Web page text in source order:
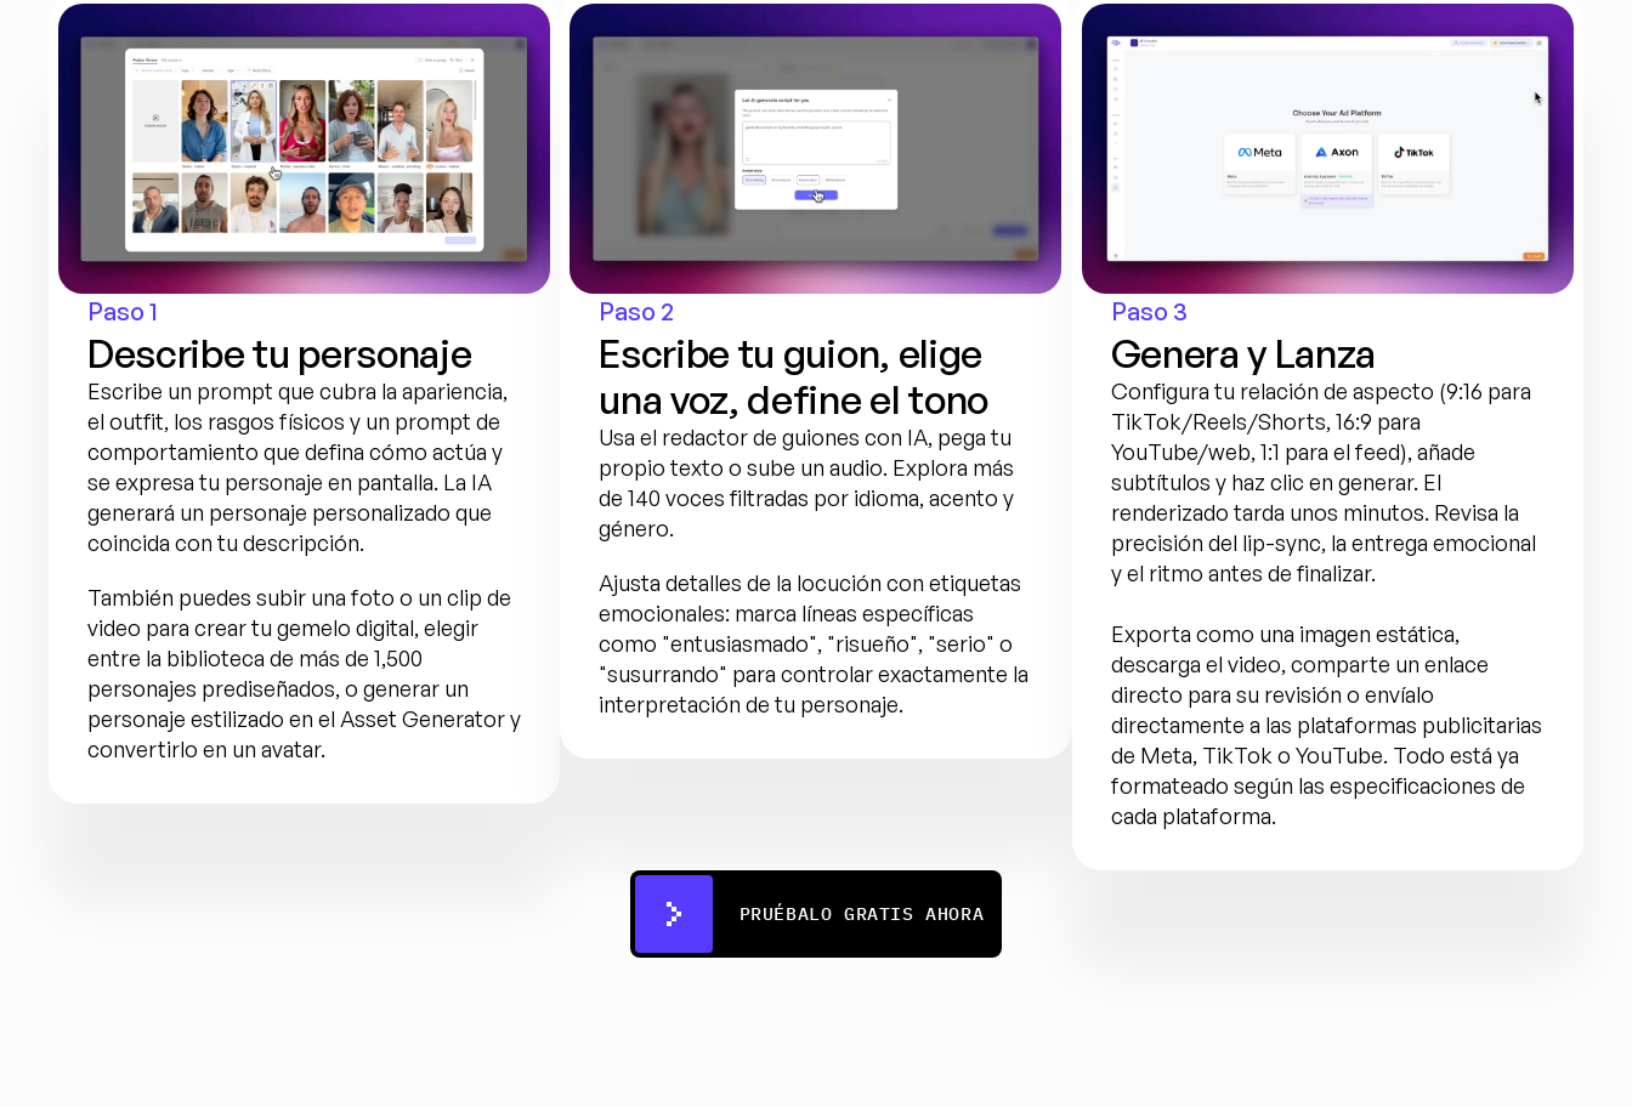
PRUÉBALO GRATIS AHORA
Paso 1
Describe tu personaje
Escribe un prompt que cubra la apariencia,
el outfit, los rasgos físicos y un prompt de
comportamiento que defina cómo actúa y
se expresa tu personaje en pantalla. La IA
generará un personaje personalizado que
coincida con tu descripción.
También puedes subir una foto o un clip de
video para crear tu gemelo digital, elegir
entre la biblioteca de más de 1,500
personajes prediseñados, o generar un
personaje estilizado en el Asset Generator y
convertirlo en un avatar.
Paso 2
Escribe tu guion, elige
una voz, define el tono
Usa el redactor de guiones con IA, pega tu
propio texto o sube un audio. Explora más
de 140 voces filtradas por idioma, acento y
género.
Ajusta detalles de la locución con etiquetas
emocionales: marca líneas específicas
como "entusiasmado", "risueño", "serio" o
"susurrando" para controlar exactamente la
interpretación de tu personaje.
Paso 3
Genera y Lanza
Configura tu relación de aspecto (9:16 para
TikTok/Reels/Shorts, 16:9 para
YouTube/web, 1:1 para el feed), añade
subtítulos y haz clic en generar. El
renderizado tarda unos minutos. Revisa la
precisión del lip-sync, la entrega emocional
y el ritmo antes de finalizar.
Exporta como una imagen estática,
descarga el video, comparte un enlace
directo para su revisión o envíalo
directamente a las plataformas publicitarias
de Meta, TikTok o YouTube. Todo está ya
formateado según las especificaciones de
cada plataforma.